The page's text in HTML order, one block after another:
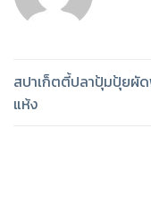
สปาเก็ตตี้ปลาปุ้มปุ้ยผั
แห้ง